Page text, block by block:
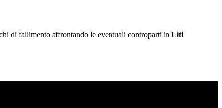
di fallimento affrontando le eventuali controparti in Liti